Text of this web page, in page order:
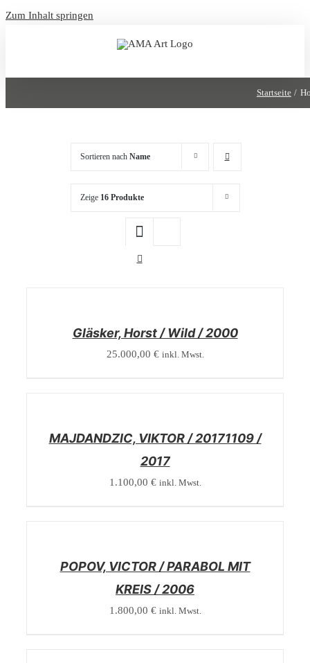
Zum Inhalt springen
Startseite
Sortieren nach Name
Zeige 16 Produkte
Gläsker, Horst / Wild / 2000
25.000,00 € inkl. Mwst.
MAJDANDZIC, VIKTOR / 20171109 /
2017
1.100,00 € inkl. Mwst.
POPOV, VICTOR / PARABOL MIT
KREIS / 2006
1.800,00 € inkl. Mwst.